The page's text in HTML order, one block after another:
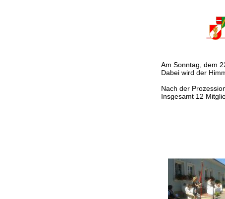
Am Sonntag, dem
Dabei wird der
Nach der
Insgesamt 12